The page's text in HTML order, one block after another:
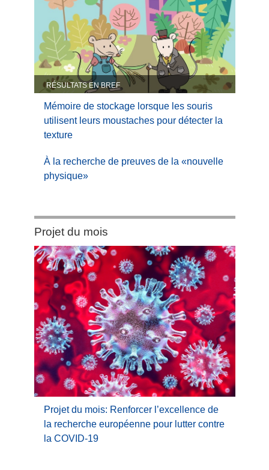
RÉSULTATS EN BREF
Mémoire de stockage lorsque les souris
utilisent leurs moustaches pour détecter la
texture
À la recherche de preuves de la «nouvelle
physique»
Category:
Projet
du
mois
Projet du mois
Projet du mois: Renforcer l’excellence de
la recherche européenne pour lutter contre
la COVID-19